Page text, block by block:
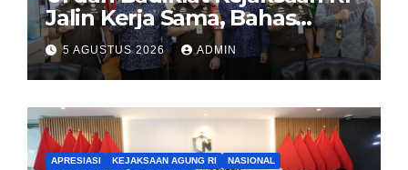
Jalin Kerja Sama, Bahas
Pembentukan Pusat Studi
Kajian Kejaksaan
5 AGUSTUS 2026 ADMIN
APRESIASI KEJAKSAAN AGUNG RI
NASIONAL